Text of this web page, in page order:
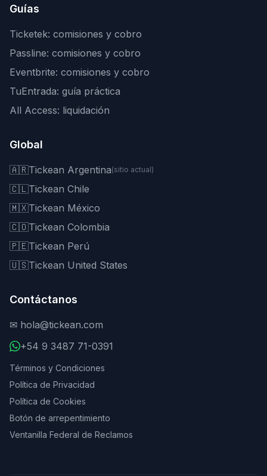
Guías
Ticketek: comisiones y cobro
Passline: comisiones y cobro
Eventbrite: comisiones y cobro
TuEntrada: guía práctica
All Access: liquidación
Global
🇦🇷Tickean Argentina(sitio actual)
🇨🇱Tickean Chile
🇲🇽Tickean México
🇨🇴Tickean Colombia
🇵🇪Tickean Perú
🇺🇸Tickean United States
Contáctanos
✉ hola@tickean.com
+54 9 3487 71-0391
Términos y Condiciones
Política de Privacidad
Política de Cookies
Botón de arrepentimiento
Ventanilla Federal de Reclamos